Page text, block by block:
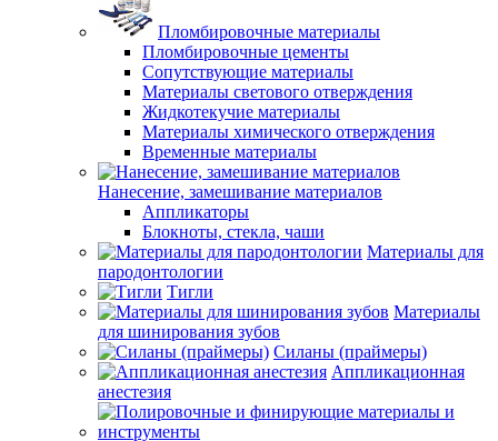
Пломбировочные материалы
Пломбировочные цементы
Сопутствующие материалы
Материалы светового отверждения
Жидкотекучие материалы
Материалы химического отверждения
Временные материалы
Нанесение, замешивание материалов
Аппликаторы
Блокноты, стекла, чаши
Материалы для
пародонтологии
Тигли
Материалы
для шинирования зубов
Силаны (праймеры)
Аппликационная
анестезия